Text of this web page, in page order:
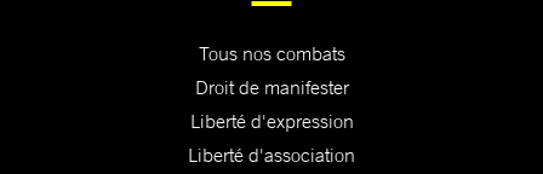
Tous nos combats
Droit de manifester
Liberté d'expression
Liberté d'association